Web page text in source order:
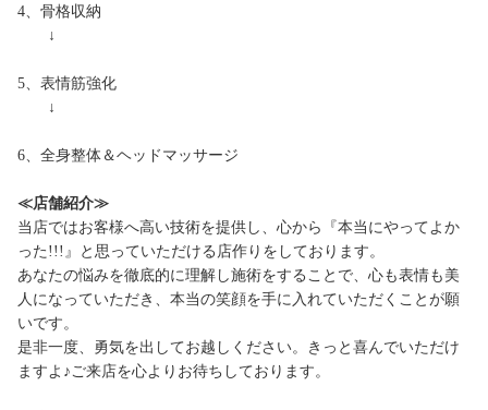
4、骨格収納
↓
5、表情筋強化
↓
6、全身整体＆ヘッドマッサージ
≪店舗紹介≫
当店ではお客様へ高い技術を提供し、心から『本当にやってよか
った!!!』と思っていただける店作りをしております。
あなたの悩みを徹底的に理解し施術をすることで、心も表情も美
人になっていただき、本当の笑顔を手に入れていただくことが願
いです。
是非一度、勇気を出してお越しください。きっと喜んでいただけ
ますよ♪ご来店を心よりお待ちしております。